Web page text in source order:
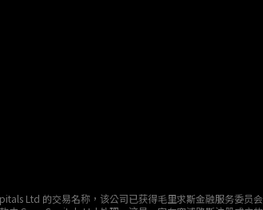
Ltd 的交易名称，该公司已获得毛里求斯金融服务委